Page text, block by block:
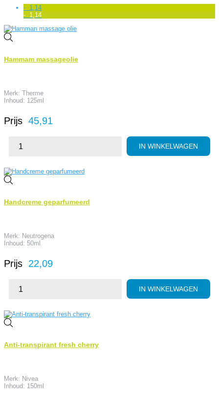
- 1,14
- 1,14
Hammam massageolie
Merk: Therme
Inhoud: 125ml
Prijs 45,91
IN WINKELWAGEN
Handcreme geparfumeerd
Merk: Neutrogena
Inhoud: 50ml
Prijs 22,09
IN WINKELWAGEN
Anti-transpirant fresh cherry
Merk: Nivea
Inhoud: 150ml